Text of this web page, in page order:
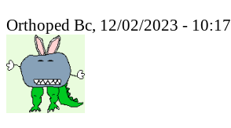
Orthoped Вс, 12/02/2023 - 10:17